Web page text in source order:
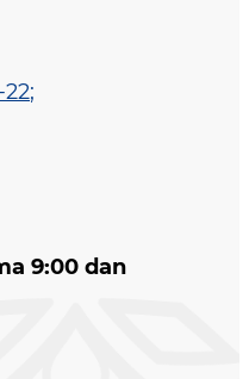
22;
9:00 dan